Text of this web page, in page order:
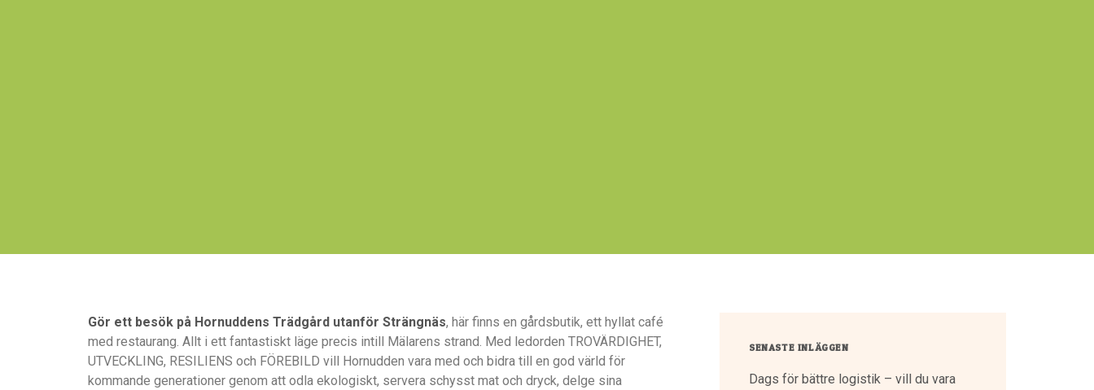
Gör ett besök på Hornuddens Trädgård utanför Strängnäs, här finns en gårdsbutik, ett hyllat café
med restaurang. Allt i ett fantastiskt läge precis intill Mälarens strand. Med ledorden TROVÄRDIGHET,
UTVECKLING, RESILIENS och FÖREBILD vill Hornudden vara med och bidra till en god värld för
kommande generationer genom att odla ekologiskt, servera schysst mat och dryck, delge sina
SENASTE INLÄGGEN
Dags för bättre logistik – vill du vara